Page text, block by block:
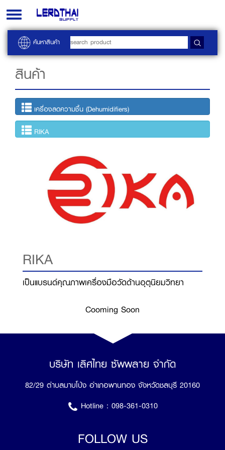
Toggle
navigation
ค้นหาสินค้า
สินค้า
เครื่องลดความชื้น (Dehumidifiers)
RIKA
RIKA
เป็นแบรนด์คุณภาพเครื่องมือวัดด้านอุตุนิยมวิทยา
Cooming Soon
บริษัท เลิศไทย ซัพพลาย จำกัด
82/29 ตำบลมาบโป่ง อำเภอพานทอง จังหวัดชลบุรี 20160
Hotline : 098-361-0310
FOLLOW US